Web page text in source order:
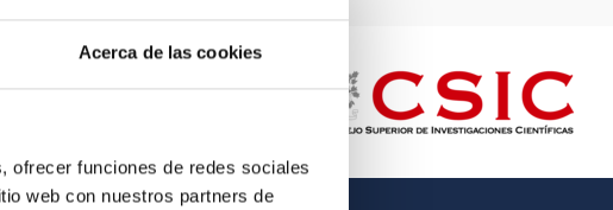
Acerca de las cookies
ofrecer funciones de redes sociales
web con nuestros partners de